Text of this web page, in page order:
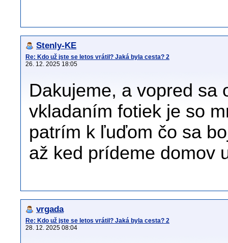
Stenly-KE
Re: Kdo už jste se letos vrátil? Jaká byla cesta? 2
26. 12. 2025 18:05
Dakujeme, a vopred sa
vkladaním fotiek je so
patrím k ľuďom čo sa
až ked prídeme domov
vrgada
Re: Kdo už jste se letos vrátil? Jaká byla cesta? 2
28. 12. 2025 08:04